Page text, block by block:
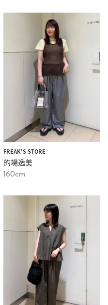
FREAK'S STORE
的場逸美
160cm